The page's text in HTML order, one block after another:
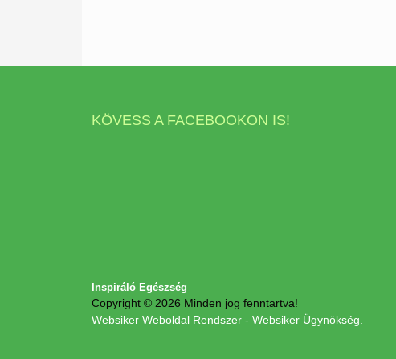
KÖVESS A FACEBOOKON IS!
Inspiráló Egészség
Copyright © 2026 Minden jog fenntartva!
Websiker Weboldal Rendszer - Websiker Ügynökség.